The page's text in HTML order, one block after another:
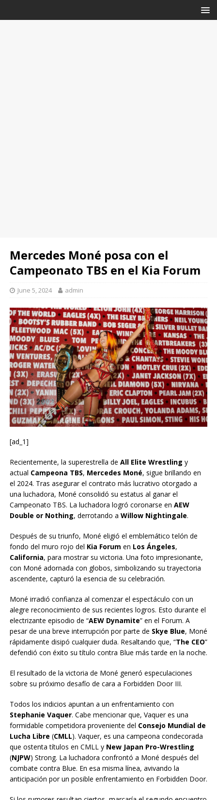
Mercedes Moné posa con el
Campeonato TBS en el Kia Forum
June 5, 2024 admin
[ad_1]
Recientemente, la superestrella de All Elite Wrestling y
actual Campeona TBS, Mercedes Moné, sigue brillando en
el 2024. Tras asegurar el contrato más lucrativo otorgado a
una luchadora, Moné consolidó su estatus al ganar el
Campeonato TBS. La luchadora logró coronarse en AEW
Double or Nothing, derrotando a Willow Nightingale.
Después de su triunfo, Moné eligió el emblemático telón de
fondo del muro rojo del Kia Forum en Los Ángeles,
California, para mostrar su victoria. Una foto impresionante,
con Moné adornada con globos, simbolizando su trayectoria
ascendente, capturó la esencia de su celebración.
Moné irradió confianza al comenzar el espectáculo con un
alegre reconocimiento de sus recientes logros. Esto durante el
electrizante episodio de “AEW Dynamite” en el Forum. A
pesar de una breve interrupción por parte de Skye Blue, Moné
rápidamente disipó cualquier duda. Resaltando que, “The CEO”
defendió con éxito su título contra Blue más tarde en la noche.
El resultado de la victoria de Moné generó especulaciones
sobre su próximo desafío de cara a Forbidden Door III.
Todos los indicios apuntan a un enfrentamiento con
Stephanie Vaquer. Cabe mencionar que, Vaquer es una
formidable competidora proveniente del Consejo Mundial de
Lucha Libre (CMLL). Vaquer, es una campeona condecorada
que ostenta títulos en CMLL y New Japan Pro-Wrestling
(NJPW) Strong. La luchadora confrontó a Moné después del
combate contra Blue. En esa misma línea, avivando la
anticipación por un posible enfrentamiento en Forbidden Door.